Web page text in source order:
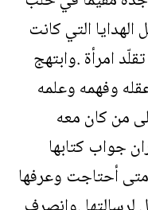
التي كانت
امرأة .وابتهج
وفهمه وعلمه
من كان معه
جواب كتابها
أحتاجت وعرفها